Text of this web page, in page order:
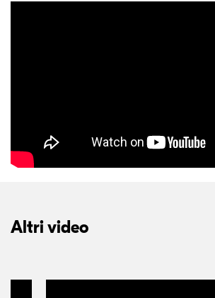
Altri video